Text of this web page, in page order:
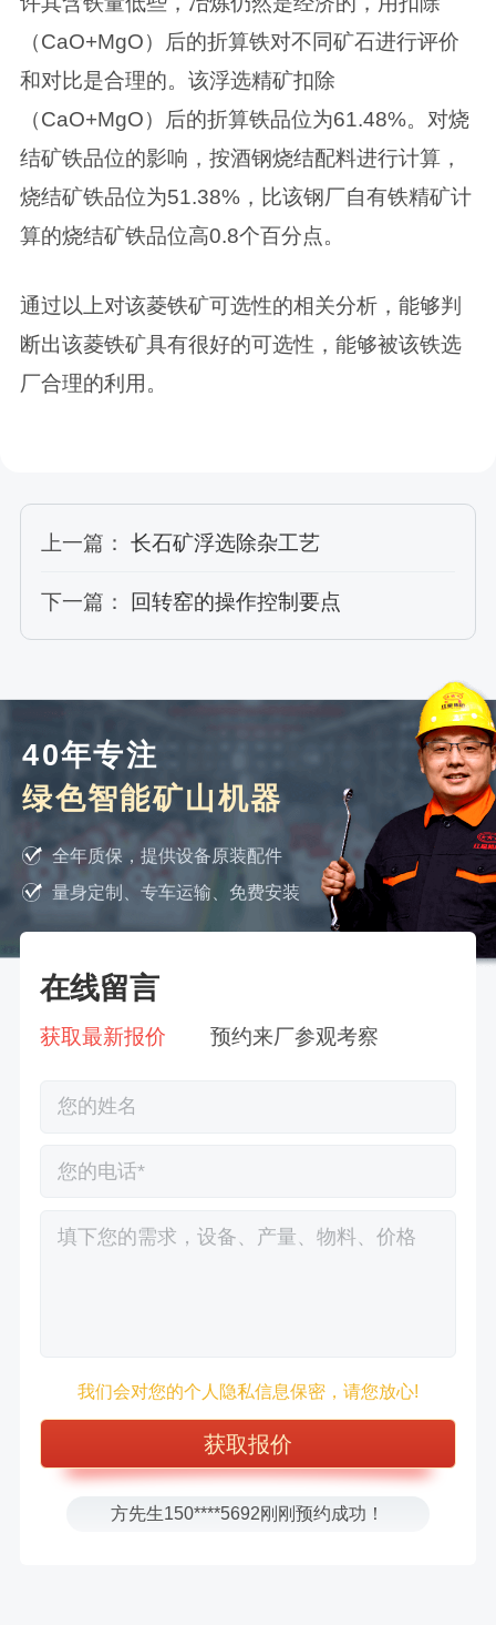
（CaO+MgO）后的折算铁对不同矿石进行评价
和对比是合理的。该浮选精矿扣除
（CaO+MgO）后的折算铁品位为61.48%。对烧
结矿铁品位的影响，按酒钢烧结配料进行计算，
烧结矿铁品位为51.38%，比该钢厂自有铁精矿计
算的烧结矿铁品位高0.8个百分点。
通过以上对该菱铁矿可选性的相关分析，能够判
断出该菱铁矿具有很好的可选性，能够被该铁选
厂合理的利用。
上一篇： 长石矿浮选除杂工艺
下一篇： 回转窑的操作控制要点
40年专注
绿色智能矿山机器
全年质保，提供设备原装配件
量身定制、专车运输、免费安装
在线留言
获取最新报价 预约来厂参观考察
我们会对您的个人隐私信息保密，请您放心!
张先生131****7997刚刚预约成功！
方先生150****5692刚刚预约成功！
樊先生155****3710刚刚预约成功！